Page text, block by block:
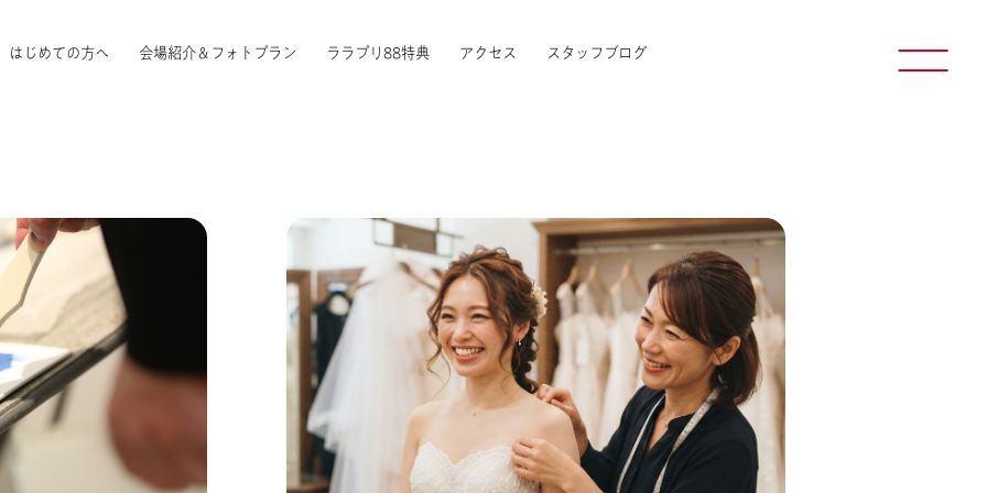
はじめての方へ 会場紹介＆フォトプラン ララプリ88特典 アクセス スタッフブログ